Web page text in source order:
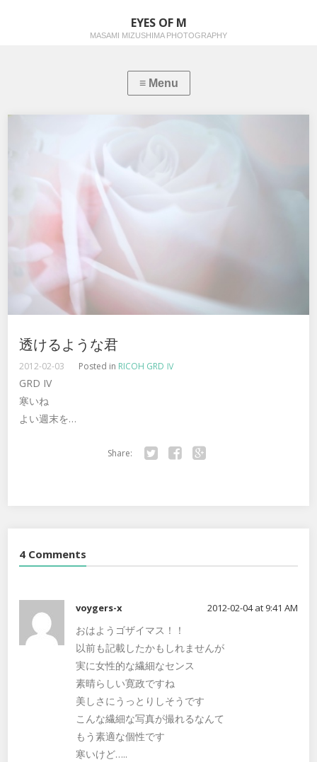
EYES OF M
MASAMI MIZUSHIMA PHOTOGRAPHY
透けるような君
2012-02-03 Posted in RICOH GRD Ⅳ
GRD IV
寒いね
よい週末を…
Share:
4 Comments
voygers-x 2012-02-04 at 9:41 AM
おはようゴザイマス！！
以前も記載したかもしれませんが
実に女性的な繊細なセンス
素晴らしい寛政ですね
美しさにうっとりしそうです
こんな繊細な写真が撮れるなんて
もう素適な個性です
寒いけど…..